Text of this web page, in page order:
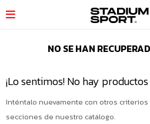

NO SE HAN
¡Lo sentimos! No hay
Inténtalo nuevamente con otros
secciones de nuestro catálogo.